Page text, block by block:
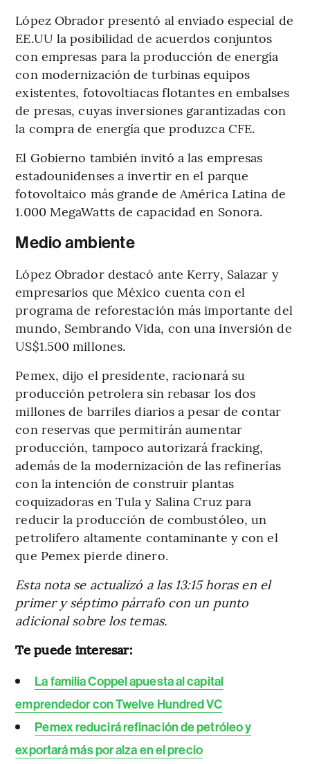
López Obrador presentó al enviado especial de
EE.UU la posibilidad de acuerdos conjuntos
con empresas para la producción de energía
con modernización de turbinas equipos
existentes, fotovoltiacas flotantes en embalses
de presas, cuyas inversiones garantizadas con
la compra de energía que produzca CFE.
El Gobierno también invitó a las empresas
estadounidenses a invertir en el parque
fotovoltaico más grande de América Latina de
1.000 MegaWatts de capacidad en Sonora.
Medio ambiente
López Obrador destacó ante Kerry, Salazar y
empresarios que México cuenta con el
programa de reforestación más importante del
mundo, Sembrando Vida, con una inversión de
US$1.500 millones.
Pemex, dijo el presidente, racionará su
producción petrolera sin rebasar los dos
millones de barriles diarios a pesar de contar
con reservas que permitirán aumentar
producción, tampoco autorizará fracking,
además de la modernización de las refinerías
con la intención de construir plantas
coquizadoras en Tula y Salina Cruz para
reducir la producción de combustóleo, un
petrolifero altamente contaminante y con el
que Pemex pierde dinero.
Esta nota se actualizó a las 13:15 horas en el
primer y séptimo párrafo con un punto
adicional sobre los temas.
Te puede interesar:
La familia Coppel apuesta al capital
emprendedor con Twelve Hundred VC
Pemex reducirá refinación de petróleo y
exportará más por alza en el precio